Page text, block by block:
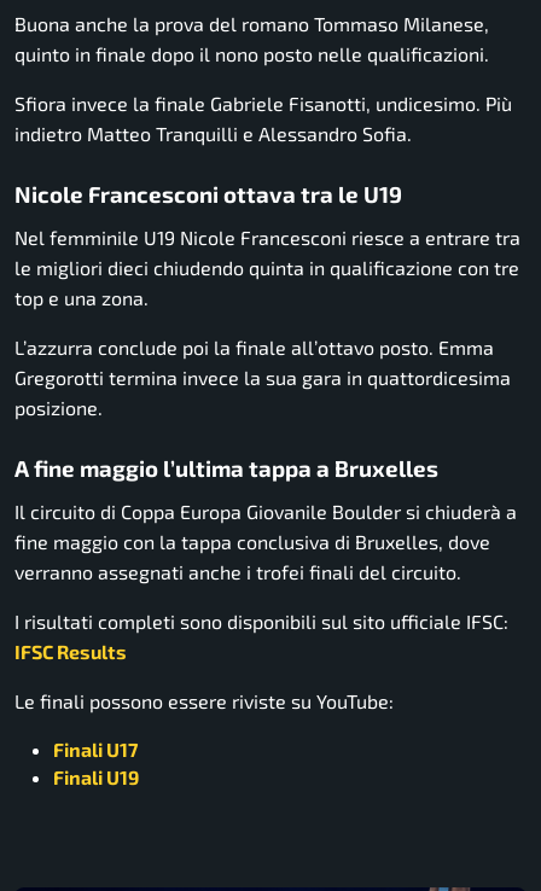
Buona anche la prova del romano Tommaso Milanese,
quinto in finale dopo il nono posto nelle qualificazioni.
Sfiora invece la finale Gabriele Fisanotti, undicesimo. Più
indietro Matteo Tranquilli e Alessandro Sofia.
Nicole Francesconi ottava tra le U19
Nel femminile U19 Nicole Francesconi riesce a entrare tra
le migliori dieci chiudendo quinta in qualificazione con tre
top e una zona.
L’azzurra conclude poi la finale all’ottavo posto. Emma
Gregorotti termina invece la sua gara in quattordicesima
posizione.
A fine maggio l’ultima tappa a Bruxelles
Il circuito di Coppa Europa Giovanile Boulder si chiuderà a
fine maggio con la tappa conclusiva di Bruxelles, dove
verranno assegnati anche i trofei finali del circuito.
I risultati completi sono disponibili sul sito ufficiale IFSC:
IFSC Results
Le finali possono essere riviste su YouTube:
Finali U17
Finali U19